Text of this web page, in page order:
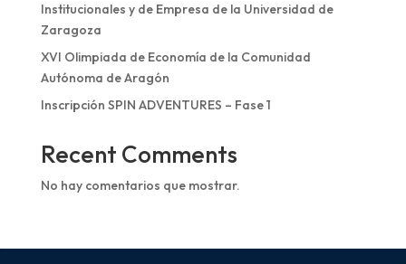
Institucionales y de Empresa de la Universidad de
Zaragoza
XVI Olimpiada de Economía de la Comunidad
Autónoma de Aragón
Inscripción SPIN ADVENTURES – Fase 1
Recent Comments
No hay comentarios que mostrar.